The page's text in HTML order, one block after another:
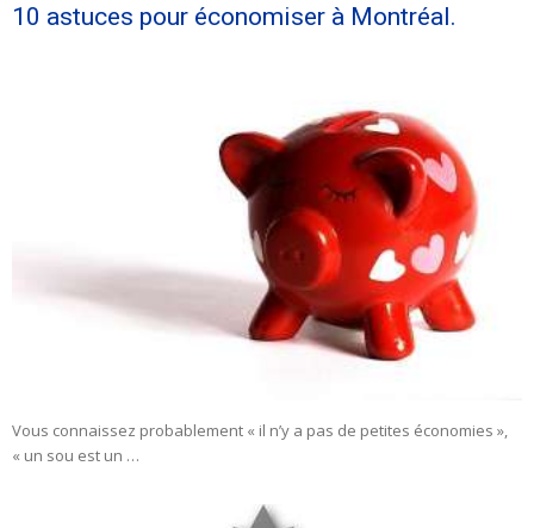
10 astuces pour économiser à Montréal.
Vous connaissez probablement « il n’y a pas de petites économies »,
« un sou est un …